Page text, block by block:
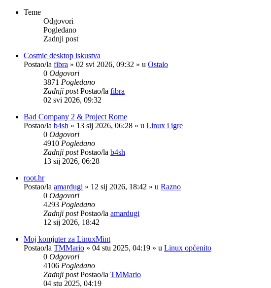
Teme
Odgovori
Pogledano
Zadnji post
Cosmic desktop iskustva
Postao/la fibra » 02 svi 2026, 09:32 » u Ostalo
0 Odgovori
3871 Pogledano
Zadnji postPostao/la fibra
02 svi 2026, 09:32
Bad Company 2 & Project Rome
Postao/la b4sh » 13 sij 2026, 06:28 » u Linux i igre
0 Odgovori
4910 Pogledano
Zadnji postPostao/la b4sh
13 sij 2026, 06:28
root.hr
Postao/la amardugi » 12 sij 2026, 18:42 » u Razno
0 Odgovori
4293 Pogledano
Zadnji postPostao/la amardugi
12 sij 2026, 18:42
Moj komjuter za LinuxMint
Postao/la TMMario » 04 stu 2025, 04:19 » u Linux općenito
0 Odgovori
4106 Pogledano
Zadnji postPostao/la TMMario
04 stu 2025, 04:19